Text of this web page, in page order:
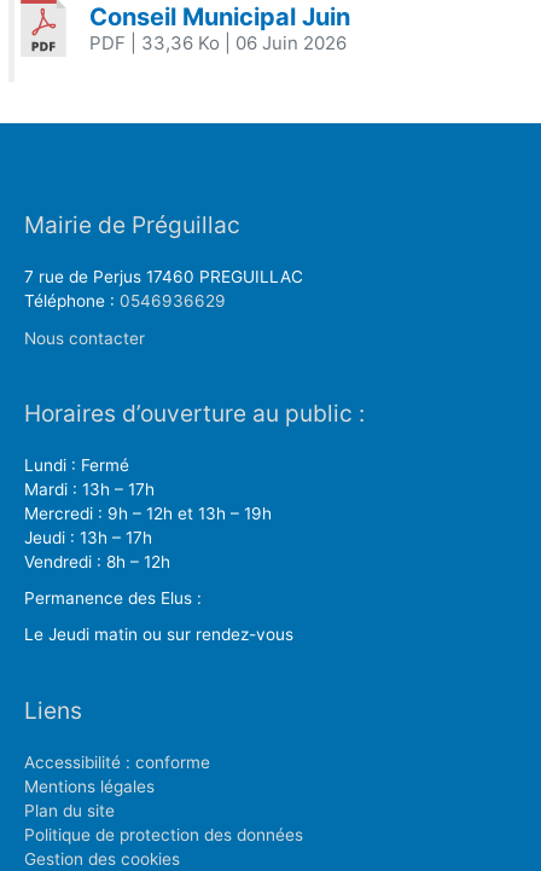
Conseil Municipal Juin
PDF | 33,36 Ko | 06 Juin 2026
Mairie de Préguillac
7 rue de Perjus 17460 PREGUILLAC
Téléphone : 0546936629
Nous contacter
Horaires d’ouverture au public :
Lundi : Fermé
Mardi : 13h – 17h
Mercredi : 9h – 12h et 13h – 19h
Jeudi : 13h – 17h
Vendredi : 8h – 12h
Permanence des Elus :
Le Jeudi matin ou sur rendez-vous
Liens
Accessibilité : conforme
Mentions légales
Plan du site
Politique de protection des données
Gestion des cookies